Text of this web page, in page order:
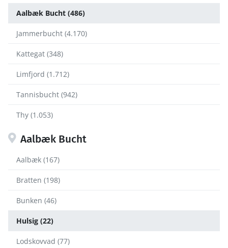
Aalbæk Bucht (486)
Jammerbucht (4.170)
Kattegat (348)
Limfjord (1.712)
Tannisbucht (942)
Thy (1.053)
Aalbæk Bucht
Aalbæk (167)
Bratten (198)
Bunken (46)
Hulsig (22)
Lodskovvad (77)